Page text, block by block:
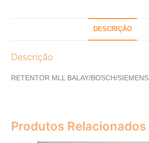
DESCRIÇÃO
Descrição
RETENTOR MLL BALAY/BOSCH/SIEMENS
Produtos Relacionados